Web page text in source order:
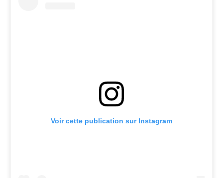
Voir cette publication sur Instagram